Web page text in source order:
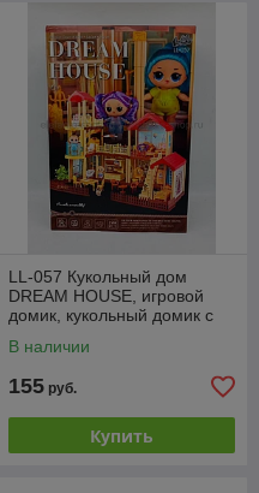
LL-057 Кукольный дом
DREAM HOUSE, игровой
домик, кукольный домик с
В наличии
155 руб.
Купить